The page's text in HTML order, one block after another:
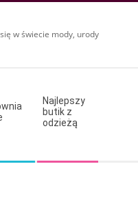
w świecie mody, urody
Najlepszy
butik z
odzieżą